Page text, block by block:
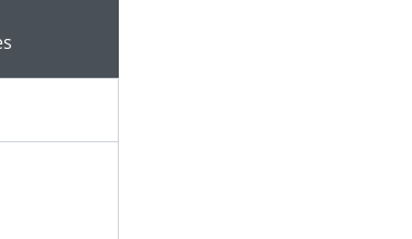
deste objeto digital será aberta. O texto